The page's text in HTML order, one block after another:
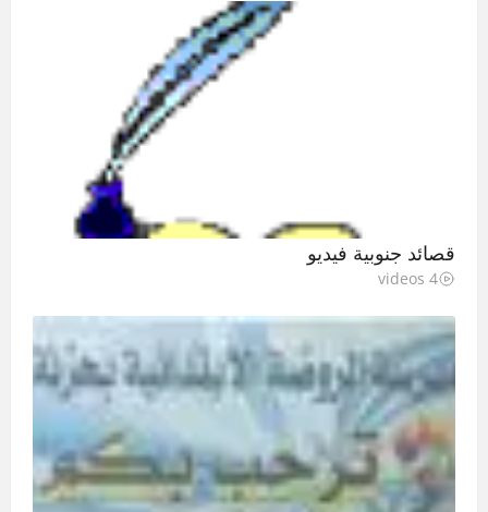
قصائد جنوبية فيديو
4 videos